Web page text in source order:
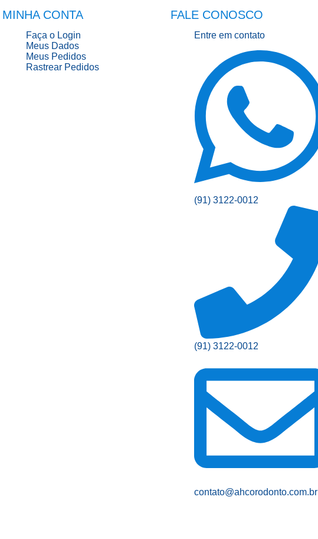
MINHA CONTA
Faça o Login
Meus Dados
Meus Pedidos
Rastrear Pedidos
FALE CONOSCO
Entre em contato
(91) 3122-0012
(91) 3122-0012
contato@ahcorodonto.com.br